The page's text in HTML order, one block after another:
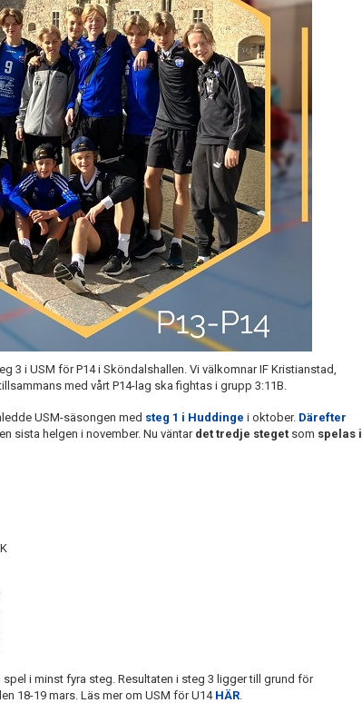
3 i USM för P14 i Sköndalshallen. Vi välkomnar IF Kristianstad,
med vårt P14-lag ska fightas i grupp 3:11B.
USM-säsongen med steg 1 i Huddinge i oktober. Därefter
sista helgen i november. Nu väntardet tredje steget som spelas i
i minst fyra steg. Resultaten i steg 3 ligger till grund för
18-19 mars. Läs mer om USM för U14 HÄR.